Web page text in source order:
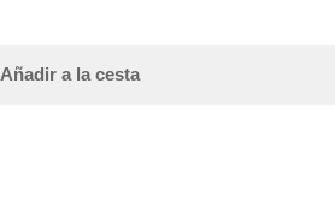
Añadir a la cesta